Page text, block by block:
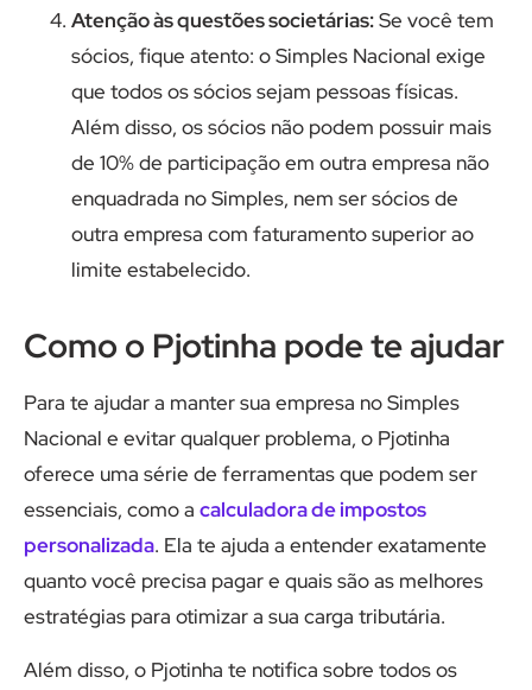
Atenção às questões societárias:Se você tem
sócios, fique atento: o Simples Nacional exige
que todos os sócios sejam pessoas físicas.
Além disso, os sócios não podem possuir mais
de 10% de participação em outra empresa não
enquadrada no Simples, nem ser sócios de
outra empresa com faturamento superior ao
limite estabelecido.
Como o Pjotinha pode te ajudar
Para te ajudar a manter sua empresa no Simples
Nacional e evitar qualquer problema, o Pjotinha
oferece uma série de ferramentas que podem ser
essenciais, como a calculadora de impostos
personalizada. Ela te ajuda a entender exatamente
quanto você precisa pagar e quais são as melhores
estratégias para otimizar a sua carga tributária.
Além disso, o Pjotinha te notifica sobre todos os